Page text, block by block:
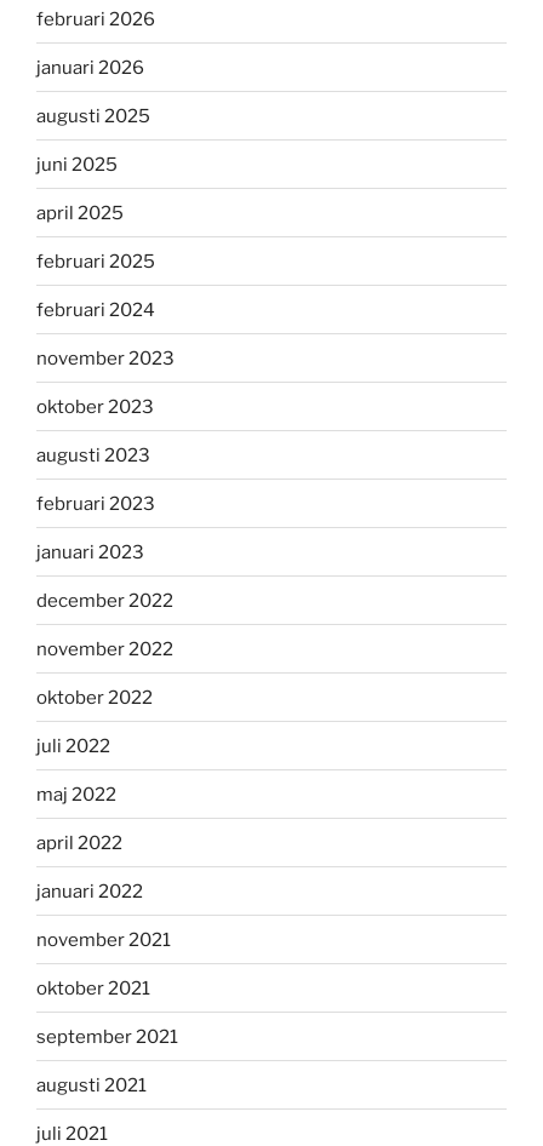
februari 2026
januari 2026
augusti 2025
juni 2025
april 2025
februari 2025
februari 2024
november 2023
oktober 2023
augusti 2023
februari 2023
januari 2023
december 2022
november 2022
oktober 2022
juli 2022
maj 2022
april 2022
januari 2022
november 2021
oktober 2021
september 2021
augusti 2021
juli 2021